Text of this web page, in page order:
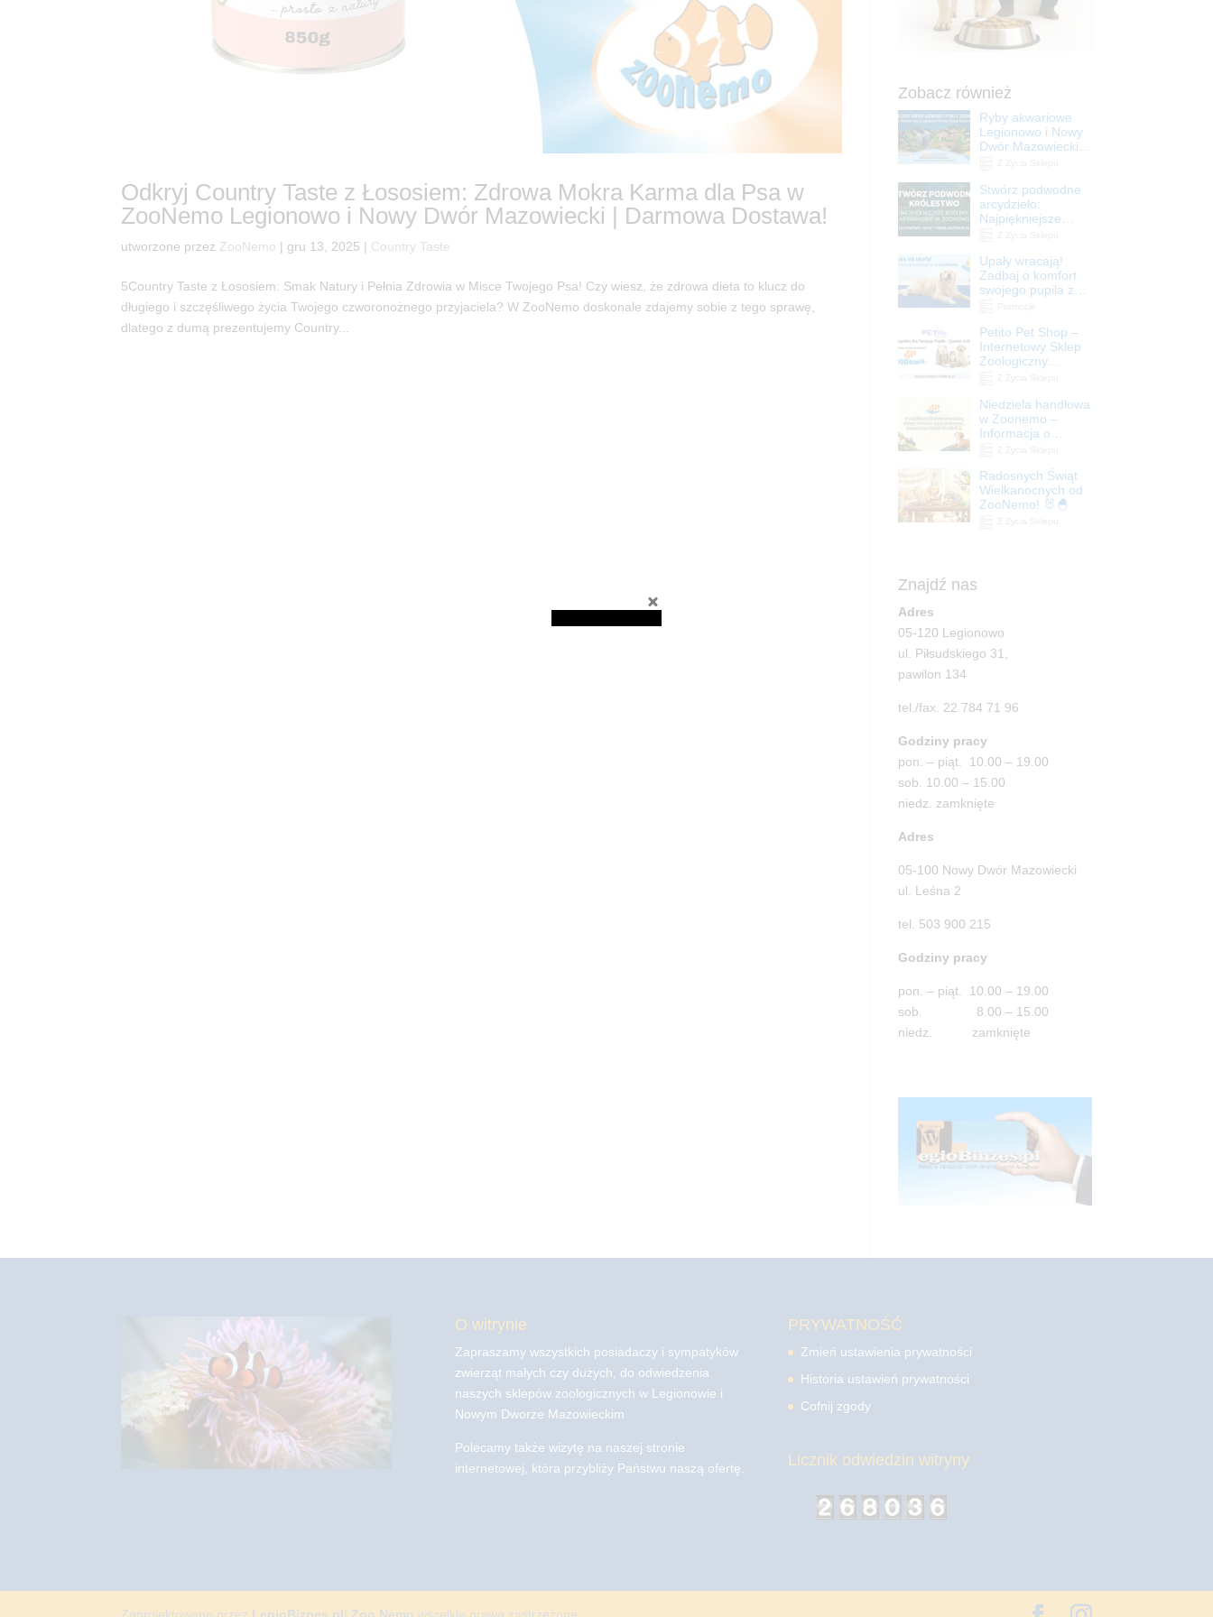
Odkryj Country Taste z Łososiem: Zdrowa Mokra Karma dla Psa w
ZooNemo Legionowo i Nowy Dwór Mazowiecki | Darmowa Dostawa!
utworzone przez ZooNemo | gru 13, 2025 | Country Taste
5Country Taste z Łososiem: Smak Natury i Pełnia Zdrowia w Misce Twojego Psa! Czy wiesz, że zdrowa dieta to klucz do
długiego i szczęśliwego życia Twojego czworonożnego przyjaciela? W ZooNemo doskonale zdajemy sobie z tego sprawę,
dlatego z dumą prezentujemy Country...
Zobacz również
Ryby akwariowe
Legionowo i Nowy
Dwór Mazowiecki –
Stwórz podwodne
arcydzieło:
Najpiękniejsze
Legionowo i Nowy
Dwór Mazowiecki
Upały wracają!
Zadbaj o komfort
swojego pupila z
ZooNemo
Petito Pet Shop –
Internetowy Sklep
Zoologiczny
| ZooNemo
Niedziela handlowa
w Zoonemo –
Informacja o
Radosnych Świąt
Wielkanocnych od
ZooNemo! 🐰🐣
Znajdź nas
Adres
05-120 Legionowo
ul. Piłsudskiego 31,
pawilon 134
tel./fax. 22 784 71 96
Godziny pracy
pon. – piąt. 10.00 – 19.00
sob. 10.00 – 15.00
niedz. zamknięte
Adres
05-100 Nowy Dwór Mazowiecki
ul. Leśna 2
tel. 503 900 215
Godziny pracy
pon. – piąt. 10.00 – 19.00
sob. 8.00 – 15.00
niedz. zamknięte
O witrynie
Zapraszamy wszystkich posiadaczy i sympatyków
zwierząt małych czy dużych, do odwiedzenia
naszych sklepów zoologicznych w Legionowie i
Nowym Dworze Mazowieckim
Polecamy także wizytę na naszej stronie
internetowej, która przybliży Państwu naszą ofertę.
PRYWATNOŚĆ
Zmień ustawienia prywatności
Historia ustawień prywatności
Cofnij zgody
Licznik odwiedzin witryny